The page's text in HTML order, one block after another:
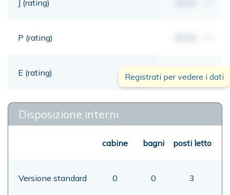
J (rating)
P (rating)
E (rating) 00,00 mt
Registrati per vedere i dati
Disposizione interni
cabine bagni posti letto
Versione standard 0 0 3